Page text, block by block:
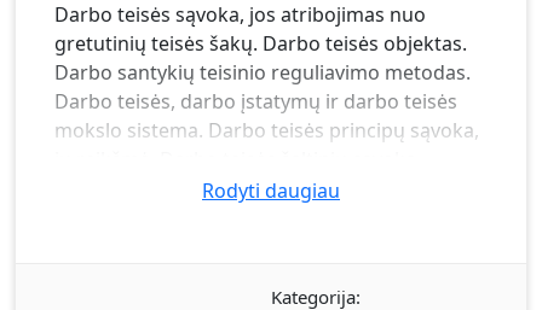
Darbo teisės sąvoka, jos atribojimas nuo
gretutinių teisės šakų. Darbo teisės objektas.
Darbo santykių teisinio reguliavimo metodas.
Darbo teisės, darbo įstatymų ir darbo teisės
mokslo sistema. Darbo teisės principų sąvoka,
pagrindinės jų ypatybės. Tarptautiniai teisės
veikimas laike, erdvėje ir subjektų atžvilgiu.
Rodyti daugiau
Kategorija: